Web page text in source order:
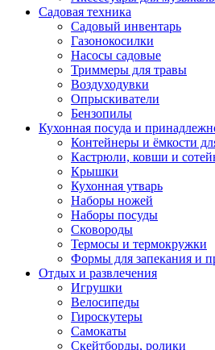
Садовая техника
Садовый инвентарь
Газонокосилки
Насосы садовые
Триммеры для травы
Воздуходувки
Опрыскиватели
Бензопилы
Кухонная посуда и
Контейнеры и ёмкости
Кастрюли, ковши и
Крышки
Кухонная утварь
Наборы ножей
Наборы посуды
Сковороды
Термосы и термокружки
Формы для запекания и
Отдых и развлечения
Игрушки
Велосипеды
Гироскутеры
Самокаты
Скейтборды, ролики